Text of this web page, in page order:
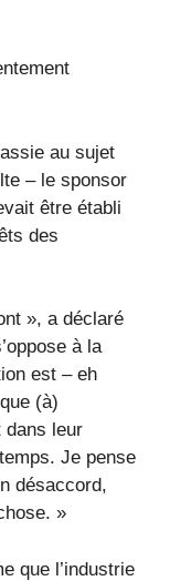
au sujet
– le sponsor
être établi
des
», a déclaré
à la
est – eh
(à)
dans leur
Je pense
désaccord,
»
que l’industrie